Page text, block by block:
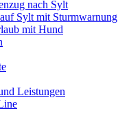
nach Sylt
Sylt mit Sturmwarnung
mit Hund
Leistungen